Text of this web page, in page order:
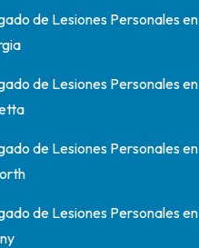
de Lesiones Personales en
de Lesiones Personales en
de Lesiones Personales en
de Lesiones Personales en